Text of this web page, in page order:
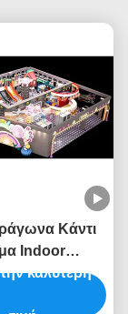
Κάντι
Indoor
ODM Indoor
καλύτερη